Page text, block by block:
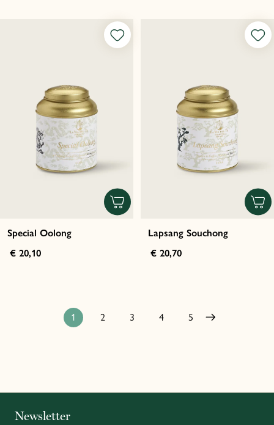
Special Oolong
€ 20,10
Lapsang Souchong
€ 20,70
1 2 3 4 5
Newsletter